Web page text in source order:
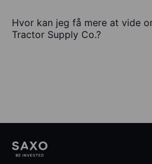
Hvor kan jeg få mere at vide
Tractor Supply Co.?